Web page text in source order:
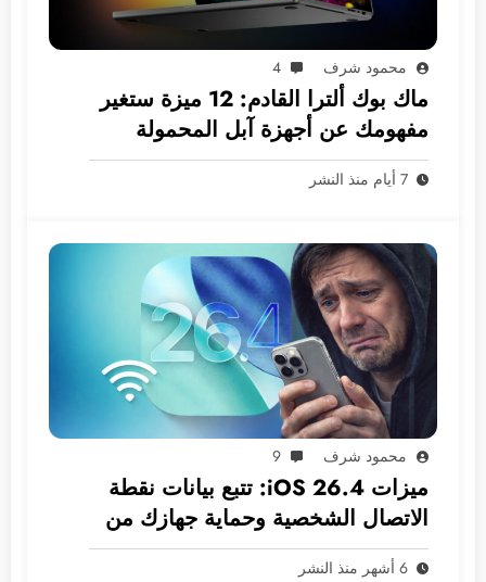
محمود شرف 4
ماك بوك ألترا القادم: 12 ميزة ستغير
مفهومك عن أجهزة آبل المحمولة
7 أيام منذ النشر
محمود شرف 9
ميزات iOS 26.4: تتبع بيانات نقطة
الاتصال الشخصية وحماية جهازك من
السرقة افتراضيًا!
6 أشهر منذ النشر